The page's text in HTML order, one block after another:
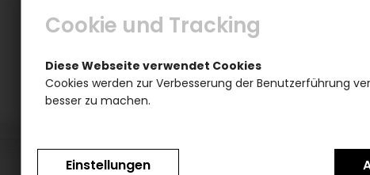
Cookie und Tracking
Diese Webseite verwendet Cookies
Cookies werden zur Verbesserung der Benutzerführung
besser zu machen.
Einstellungen